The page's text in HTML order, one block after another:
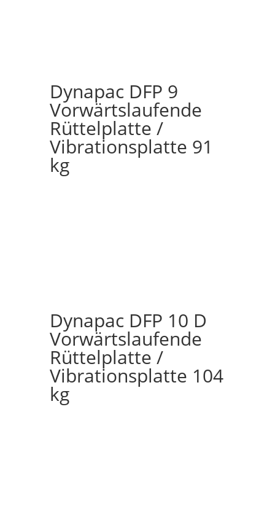
Dynapac DFP 9
Vorwärtslaufende
Rüttelplatte /
Vibrationsplatte 91
kg
Dynapac DFP 10 D
Vorwärtslaufende
Rüttelplatte /
Vibrationsplatte 104
kg